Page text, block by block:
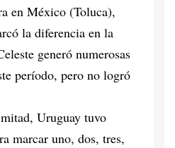
en México (Toluca),
la diferencia en la
generó numerosas
período, pero no logró
Uruguay tuvo
marcar uno, dos, tres,